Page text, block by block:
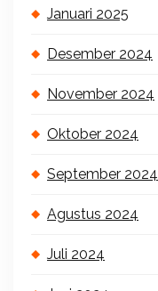
Januari 2025
Desember 2024
November 2024
Oktober 2024
September 2024
Agustus 2024
Juli 2024